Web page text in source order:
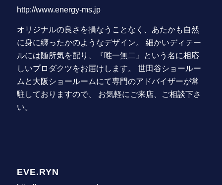
http://www.energy-ms.jp
オリジナルの良さを損なうことなく、あたかも自然
に身に纏ったかのようなデザイン。 細かいディテー
ルには随所気を配り、『唯一無二』という名に相応
しいプロダクツをお届けします。 世田谷ショールー
ムと大阪ショールームにて専門のアドバイザーが常
駐しておりますので、 お気軽にご来店、ご相談下さ
い。
EVE.RYN